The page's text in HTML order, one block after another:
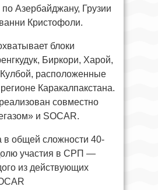
Азербайджану, Грузии
Кристофоли.
блоки
Биркори, Харой,
Кулбой, расположенные
Каракалпакстана.
совместно
и SOCAR.
в общей сложности 40-
участия в СРП —
из действующих